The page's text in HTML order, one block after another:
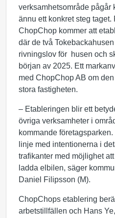
verksamhetsområde pågår
ännu ett konkret steg
ChopChop kommer att
där de två
rivningslov för husen och
början av 2025. Ett
med ChopChop AB om
stora fastigheten.
– Etableringen blir ett
övriga verksamheter i
kommande
linje med intentionerna i
trafikanter med möjlighet
ladda elbilen, säger
Daniel Filipsson (M).
ChopChops etablering
arbetstillfällen och Hans